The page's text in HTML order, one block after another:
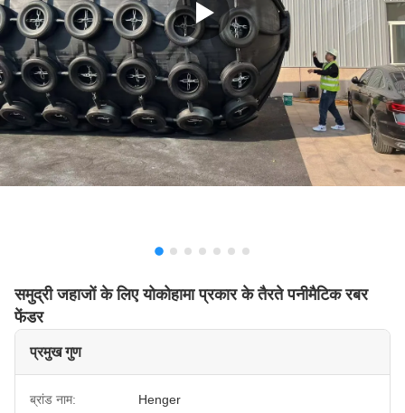
समुद्री जहाजों के लिए योकोहामा प्रकार के तैरते पनीमैटिक रबर
फेंडर
प्रमुख गुण
ब्रांड नाम:
Henger